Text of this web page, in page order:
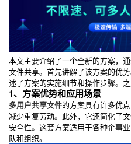
本文主要介绍了一个全新的方案，
文件共享。首先讲解了该方案的优
述了方案的实施细节和操作步骤。
1、方案优势和应用场景
多用户共享文件的方案具有许多优
减少重复劳动。此外，它还简化了
安全性。这套方案适用于各种企事
队和组织。